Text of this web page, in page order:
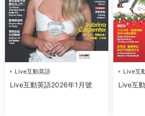
Live互動英語
Live互動英語2026年1月號
Live互
Live互